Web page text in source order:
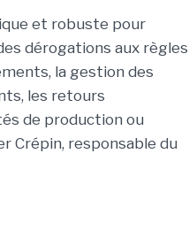
et robuste pour
dérogations aux règles
la gestion des
les retours
de production ou
Crépin, responsable du